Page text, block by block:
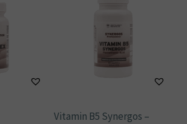
Vitamin B5 Synergos –